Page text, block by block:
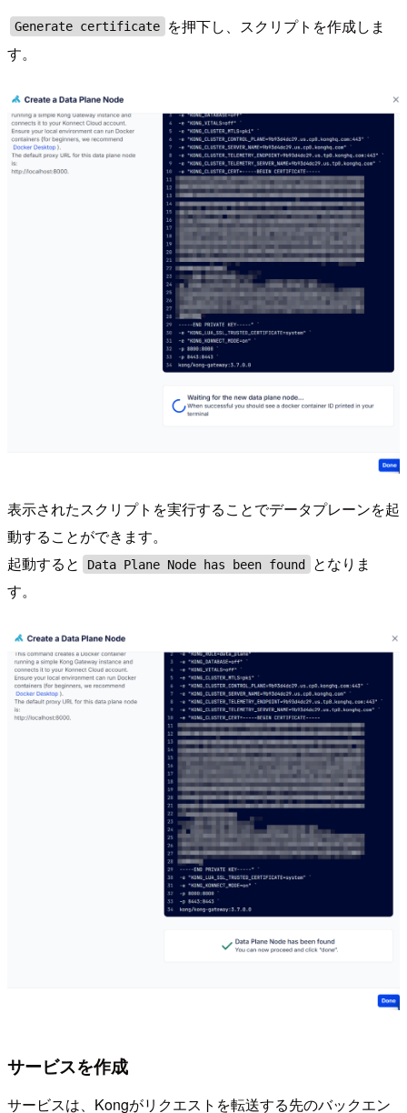
Generate certificate
を押下し、スクリプトを作成しま
す。
表示されたスクリプトを実行することでデータプレーンを起
動することができます。
起動すると
Data Plane Node has been found
となりま
す。
サービスを作成
サービスは、Kongがリクエストを転送する先のバックエン